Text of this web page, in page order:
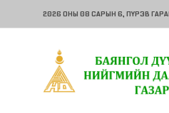
2026 ОНЫ 08 САРЫН 6, ПҮРЭВ